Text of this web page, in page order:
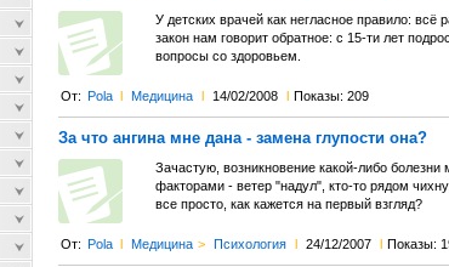
У детских врачей как негласное правило:
закон нам говорит обратное: с 15-ти лет
вопросы со здоровьем.
От: Pola l Медицина l 14/02/2008 l Показы: 209
За что ангина мне дана - замена глупости она?
Зачастую, возникновение какой-либо
факторами - ветер "надул", кто-то рядом
все просто, как кажется на первый взгляд?
От: Pola l Медицина > Психология l 24/12/2007 l Показы: